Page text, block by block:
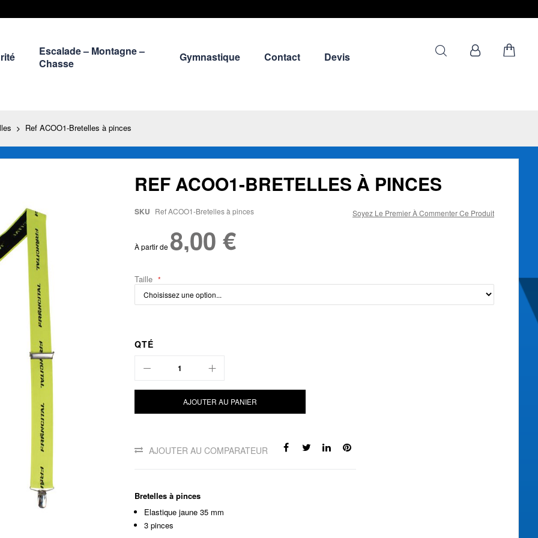
Escalade – Montagne –
Chasse
Gymnastique Contact Devis
Ref ACOO1-Bretelles à pinces
REF ACOO1-BRETELLES À PINCES
Soyez Le Premier À Commenter Ce Produit
SKU Ref ACOO1-Bretelles à pinces
À partir de 8,00 €
Taille
QTÉ
AJOUTER AU PANIER
AJOUTER AU COMPARATEUR
Bretelles à pinces
Elastique jaune 35 mm
3 pinces